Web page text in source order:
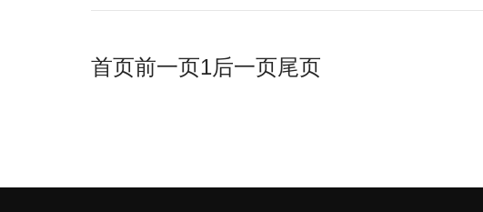
首页前一页1后一页尾页